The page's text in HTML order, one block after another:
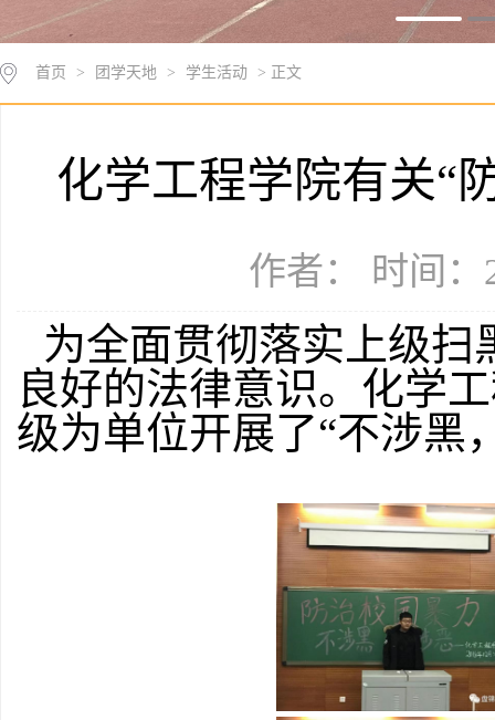
首页 > 团学天地 > 学生活动 > 正文
化学工程学院有关“
作者： 时间：
为全面贯彻落实上级
良好的法律意识。化学
级为单位开展了“不涉黑